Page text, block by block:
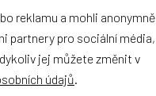
reklamu a mohli anonymně
partnery pro sociální média,
jej můžete změnit v
údajů.